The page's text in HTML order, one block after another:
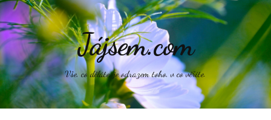
Jájsem.com
Vše, co děláte, je odrazem toho, v co věříte.